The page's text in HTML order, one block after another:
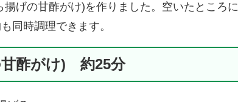
げの甘酢がけ)を作りました。空いたところ
同時調理できます。
甘酢がけ) 約25分